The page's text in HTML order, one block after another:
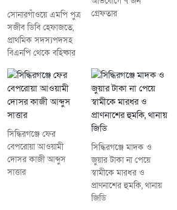
সোনারগাঁওয়ে এমপি পুত্র
সজীব ডিবি হেফাজতে,
প্রাথমিক সদস্যপদসহ
বিএনপি থেকে বহিষ্কার
গ্রেফতার
সিদ্ধিরগঞ্জে ফের
বেপরোয়া আওয়ামী
দোসর কাজী আব্দুস
সাত্তার
সিদ্ধিরগঞ্জে মাদক ও
জুয়ার টাকা না পেয়ে
স্বামীকে মারধর ও
প্রাণনাশের হুমকি, থানায়
জিডি